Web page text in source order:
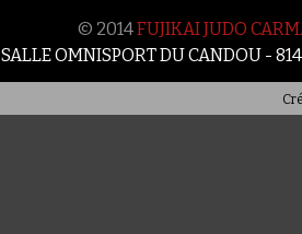
© 2014FUJIKAI JUDO
SALLE OMNISPORT DU CANDOU -